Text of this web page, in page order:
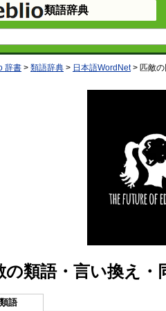
類語辞典
辞書 > 類語辞典 > 日本語WordNet> 匹敵の
の類語・言い換え・
類語